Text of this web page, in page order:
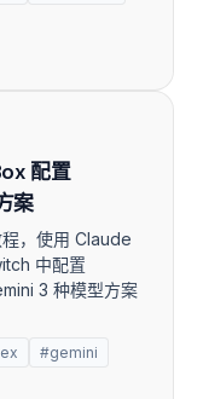
配置
案
，使用 Claude
中配置
3 种模型方案
#gemini